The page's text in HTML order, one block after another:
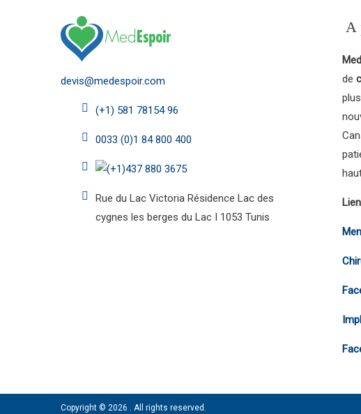
devis@medespoir.com
(+1) 581 78154 96
0033 (0)1 84 800 400
(+1)437 880 3675
Rue du Lac Victoria Résidence Lac des
cygnes les berges du Lac I 1053 Tunis
A
de
Copyright © 2026 . All rights reserved.